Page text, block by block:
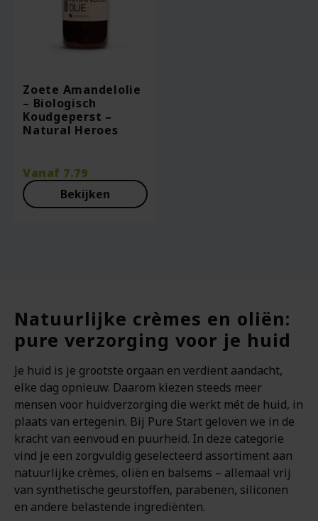
Zoete Amandelolie
– Biologisch
Koudgeperst –
Natural Heroes
Vanaf 7.79
Bekijken
Natuurlijke crèmes en oliën:
pure verzorging voor je huid
Je huid is je grootste orgaan en verdient aandacht,
elke dag opnieuw. Daarom kiezen steeds meer
mensen voor huidverzorging die werkt mét de huid, in
plaats van ertegenin. Bij Pure Start geloven we in de
kracht van eenvoud en puurheid. In deze categorie
vind je een zorgvuldig geselecteerd assortiment aan
natuurlijke crèmes, oliën en balsems – allemaal vrij
van synthetische geurstoffen, parabenen, siliconen
en andere belastende ingrediënten.